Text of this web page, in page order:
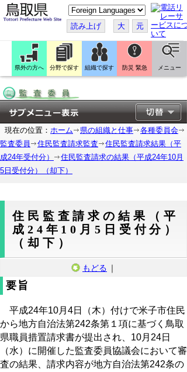
こ
の
ペ
ー
ジ
翻
訳
す
読み上げ 大 元
県外の方へ 分野で探す 組織で探す 防災 緊急 メニュー
現在の位置： ホーム 県の組織と仕事
各種委員会
監査委員
住民監査請求監査
住民監査請求結果（平
成24年受付分）
住民監査請求の結果（平成24年10月
5日受付分）（却下）
住民監査請求の結果（平
成24年10月5日受付分）
（却下）
もどる ｜
要旨
平成24年10月4日（木）付けで米子市住民
から地方自治法第242条第１項に基づく鳥取
県職員措置請求書が提出され、10月24日
（水）に開催した監査委員協議会において審
査の結果、請求内容が地方自治法第242条の